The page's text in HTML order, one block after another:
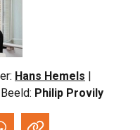
Hans Hemels |
Philip Provily